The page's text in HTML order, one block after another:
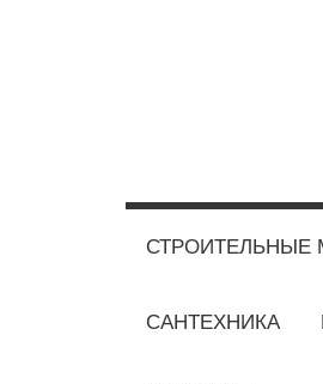
СТРОИТЕЛЬНЫЕ
САНТЕХНИКА